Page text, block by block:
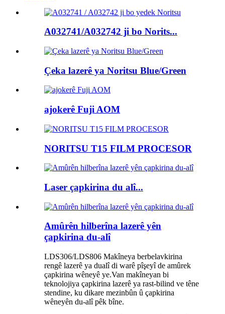
A032741/A032742 ji bo Norits...
Çeka lazerê ya Noritsu Blue/Green
ajokerê Fuji AOM
NORITSU T15 FILM PROCESOR
Laser çapkirina du alî...
Amûrên hilberîna lazerê yên
çapkirina du-alî
LDS306/LDS806 Makîneya berbelavkirina
rengê lazerê ya dualî di warê pîşeyî de amûrek
çapkirina wêneyê ye.Van makîneyan bi
teknolojiya çapkirina lazerê ya rast-bilind ve têne
stendine, ku dikare mezinbûn û çapkirina
wêneyên du-alî pêk bîne.